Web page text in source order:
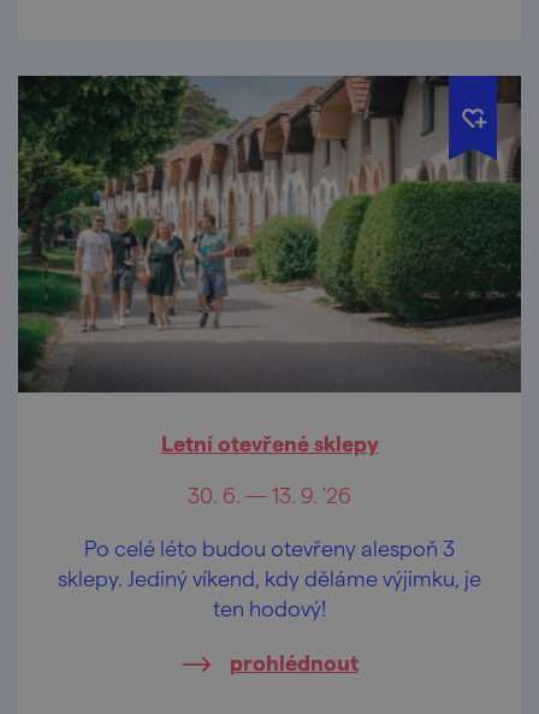
Letní otevřené sklepy
30. 6. — 13. 9. '26
Po celé léto budou otevřeny alespoň 3
sklepy. Jediný víkend, kdy děláme výjimku, je
ten hodový!
prohlédnout